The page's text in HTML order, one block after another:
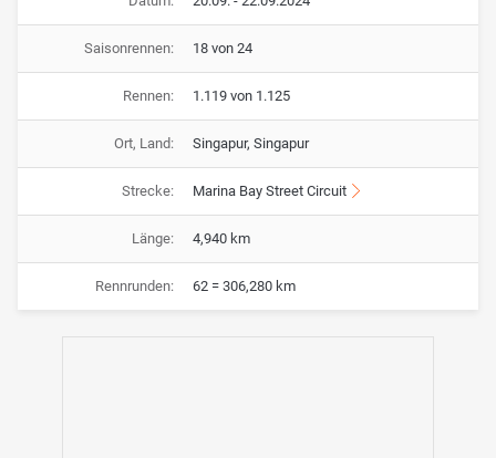
Saisonrennen: 18 von 24
Rennen: 1.119 von 1.125
Ort, Land: Singapur, Singapur
Strecke: Marina Bay Street Circuit
Länge: 4,940 km
Rennrunden: 62 = 306,280 km